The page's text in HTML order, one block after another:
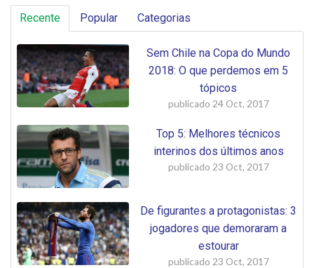
Recente Popular Categorias
Sem Chile na Copa do Mundo
2018: O que perdemos em 5
tópicos
publicado 24 Oct, 2017
Top 5: Melhores técnicos
interinos dos últimos anos
publicado 23 Oct, 2017
De figurantes a protagonistas: 3
jogadores que demoraram a
estourar
publicado 23 Oct, 2017